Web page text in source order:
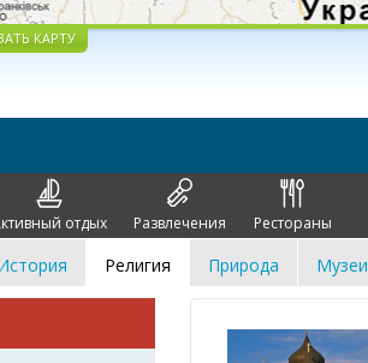
КАРТУ
отдых Развлечения Рестораны
Религия Природа Музеи